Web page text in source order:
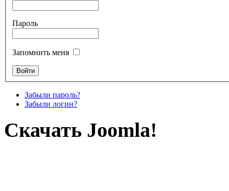
Пароль
Запомнить меня
Забыли пароль?
Забыли логин?
Скачать Joomla!